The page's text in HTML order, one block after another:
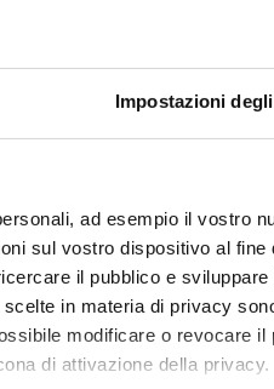
Impostazioni
ad esempio il vostro
sul vostro dispositivo al fine
il pubblico e
in materia di privacy
modificare o revocare
di attivazione della privacy.
(2025/